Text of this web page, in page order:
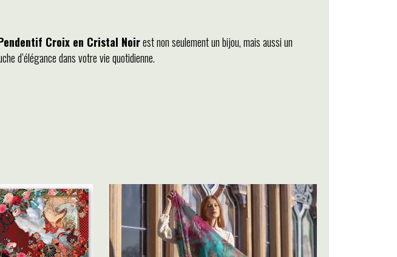
Croix en Cristal Noirest non seulement un bijou, mais aussi un
d’élégance dans votre vie quotidienne.